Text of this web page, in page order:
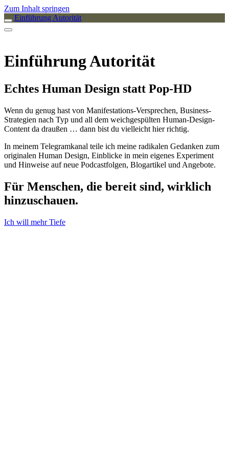
Zum Inhalt springen
Einführung Autorität
Einführung Autorität
Echtes Human Design statt Pop-HD
Wenn du genug hast von Manifestations-Versprechen, Business-
Strategien nach Typ und all dem weichgespülten Human-Design-
Content da draußen … dann bist du vielleicht hier richtig.
In meinem Telegramkanal teile ich meine radikalen Gedanken zum
originalen Human Design, Einblicke in mein eigenes Experiment
und Hinweise auf neue Podcastfolgen, Blogartikel und Angebote.
Für Menschen, die bereit sind, wirklich
hinzuschauen.
Ich will mehr Tiefe